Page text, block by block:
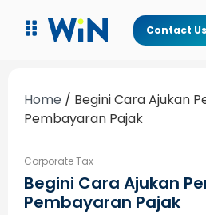
Contact Us
Home / Begini Cara Ajukan
Pembayaran Pajak
Corporate Tax
Begini Cara Ajukan
Pembayaran Pajak